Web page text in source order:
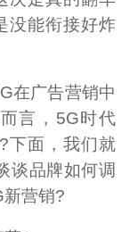
没能衔接好炸
在广告营销中
言，5G时代
下面，我们就
谈品牌如何调
营销?